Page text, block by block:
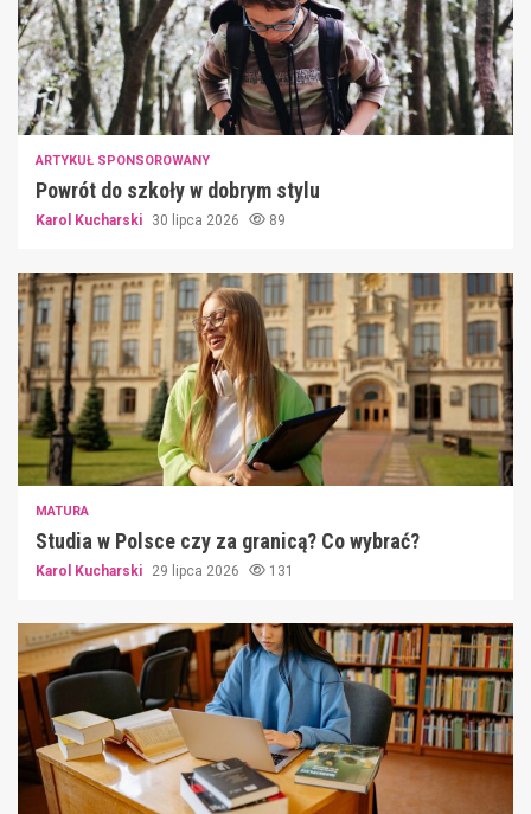
ARTYKUŁ SPONSOROWANY
Powrót do szkoły w dobrym stylu
Karol Kucharski 30 lipca 2026 89
MATURA
Studia w Polsce czy za granicą? Co wybrać?
Karol Kucharski 29 lipca 2026 131